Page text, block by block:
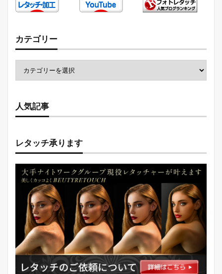
カテゴリー
人気記事
レタッチ承ります